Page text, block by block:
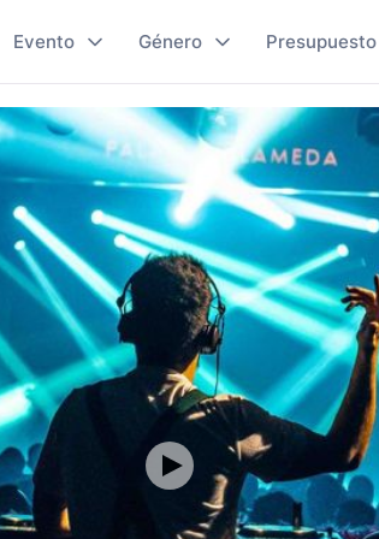
Evento Género Presupuesto